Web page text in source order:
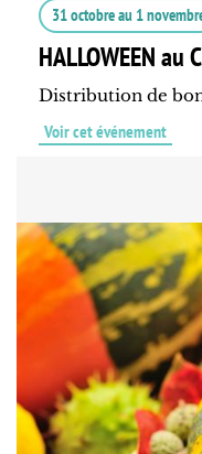
31 octobreau 1
HALLOWEEN au
Distribution de
Voir cet événement